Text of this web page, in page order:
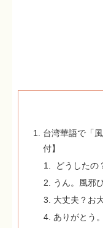
台湾華語で「
付】
どうしたの
うん。風邪
大丈夫？お
ありがとう。